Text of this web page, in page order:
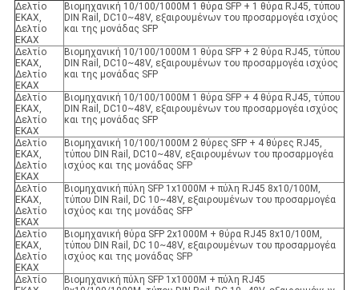
Δελτίο
ΕΚΑΧ,
Δελτίο
ΕΚΑΧ
Βιομηχανική 10/100/1000M 1 θύρα SFP + 1 θύρα RJ45, τύπου
DIN Rail, DC10~48V, εξαιρουμένων του προσαρμογέα ισχύος
και της μονάδας SFP
Δελτίο
ΕΚΑΧ,
Δελτίο
ΕΚΑΧ
Βιομηχανική 10/100/1000M 1 θύρα SFP + 2 θύρα RJ45, τύπου
DIN Rail, DC10~48V, εξαιρουμένων του προσαρμογέα ισχύος
και της μονάδας SFP
Δελτίο
ΕΚΑΧ,
Δελτίο
ΕΚΑΧ
Βιομηχανική 10/100/1000M 1 θύρα SFP + 4 θύρα RJ45, τύπου
DIN Rail, DC10~48V, εξαιρουμένων του προσαρμογέα ισχύος
και της μονάδας SFP
Δελτίο
ΕΚΑΧ,
Δελτίο
ΕΚΑΧ
Βιομηχανική 10/100/1000M 2 θύρες SFP + 4 θύρες RJ45,
τύπου DIN Rail, DC10~48V, εξαιρουμένων του προσαρμογέα
ισχύος και της μονάδας SFP
Δελτίο
ΕΚΑΧ,
Δελτίο
ΕΚΑΧ
Βιομηχανική πύλη SFP 1x1000M + πύλη RJ45 8x10/100M,
τύπου DIN Rail, DC 10~48V, εξαιρουμένων του προσαρμογέα
ισχύος και της μονάδας SFP
Δελτίο
ΕΚΑΧ,
Δελτίο
ΕΚΑΧ
Βιομηχανική θύρα SFP 2x1000M + θύρα RJ45 8x10/100M,
τύπου DIN Rail, DC 10~48V, εξαιρουμένων του προσαρμογέα
ισχύος και της μονάδας SFP
Δελτίο
Βιομηχανική πύλη SFP 1x1000M + πύλη RJ45